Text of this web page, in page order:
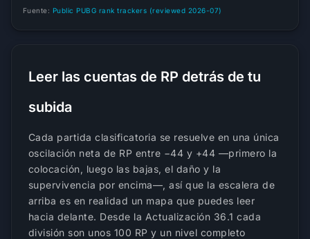
Fuente: Public PUBG rank trackers (reviewed 2026-07)
Leer las cuentas de RP detrás de tu
subida
Cada partida clasificatoria se resuelve en una única
oscilación neta de RP entre −44 y +44 —primero la
colocación, luego las bajas, el daño y la
supervivencia por encima—, así que la escalera de
arriba es en realidad un mapa que puedes leer
hacia delante. Desde la Actualización 36.1 cada
división son unos 100 RP y un nivel completo